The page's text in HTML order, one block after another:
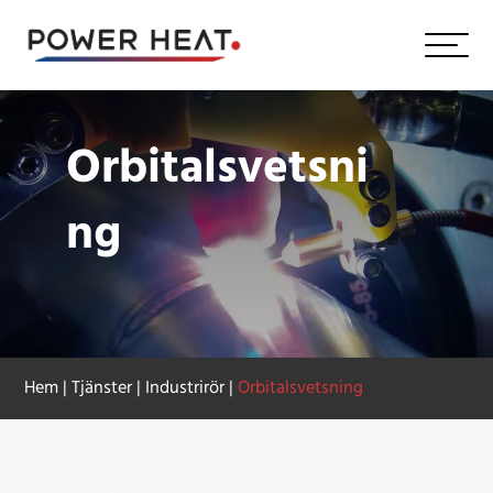
Orbitalsvetsni
ng
Hem |Tjänster| Industrirör|Orbitalsvetsning